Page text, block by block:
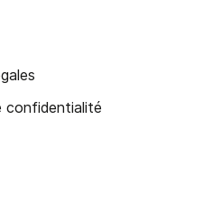
confidentialité